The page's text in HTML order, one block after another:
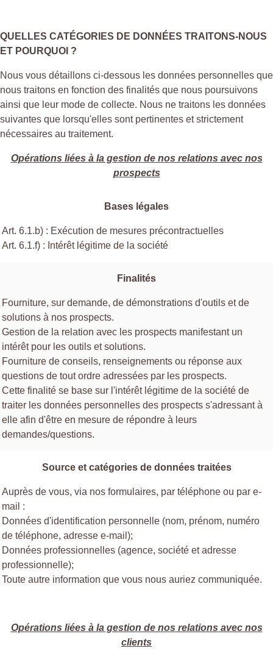
QUELLES CATÉGORIES DE DONNÉES TRAITONS-NOUS
ET POURQUOI ?
Nous vous détaillons ci-dessous les données personnelles que
nous traitons en fonction des finalités que nous poursuivons
ainsi que leur mode de collecte. Nous ne traitons les données
suivantes que lorsqu'elles sont pertinentes et strictement
nécessaires au traitement.
Opérations liées à la gestion de nos relations avec nos
prospects
Bases légales
Art. 6.1.b) : Exécution de mesures précontractuelles
Art. 6.1.f) : Intérêt légitime de la société
Finalités
Fourniture, sur demande, de démonstrations d'outils et de
solutions à nos prospects.
Gestion de la relation avec les prospects manifestant un
intérêt pour les outils et solutions.
Fourniture de conseils, renseignements ou réponse aux
questions de tout ordre adressées par les prospects.
Cette finalité se base sur l'intérêt légitime de la société de
traiter les données personnelles des prospects s'adressant à
elle afin d'être en mesure de répondre à leurs
demandes/questions.
Source et catégories de données traitées
Auprès de vous, via nos formulaires, par téléphone ou par e-
mail :
Données d'identification personnelle (nom, prénom, numéro
de téléphone, adresse e-mail);
Données professionnelles (agence, société et adresse
professionnelle);
Toute autre information que vous nous auriez communiquée.
Opérations liées à la gestion de nos relations avec nos
clients